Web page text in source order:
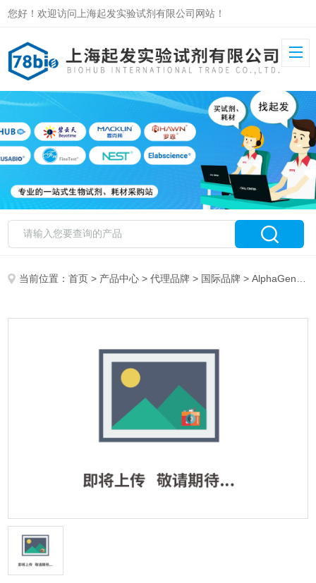
您好！欢迎访问上海起发实验试剂有限公司网站！
当前位置：首页 > 产品中心 >代理品牌 > 国际品牌 > AlphaGenix特约代理